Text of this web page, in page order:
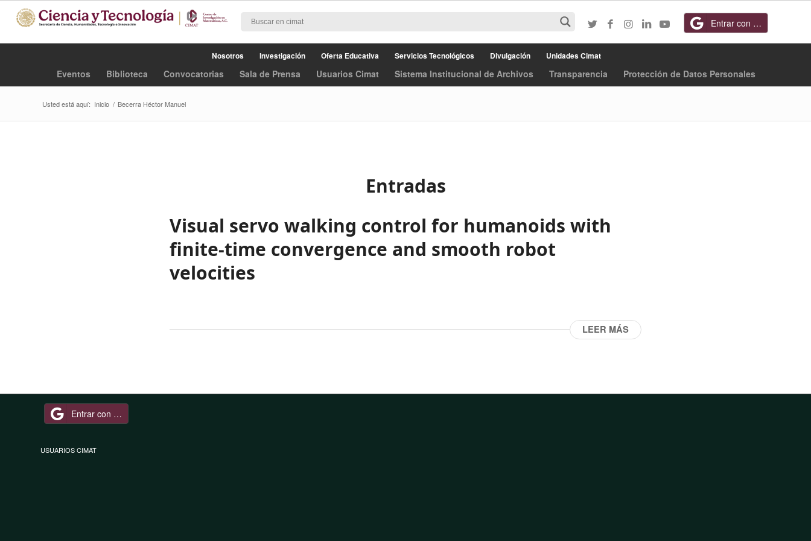
Entrar con Google
Nosotros Investigación Oferta Educativa Servicios Tecnológicos Divulgación Unidades Cimat
Eventos Biblioteca Convocatorias Sala de Prensa Usuarios Cimat Sistema Institucional de Archivos Transparencia Protección de Datos Personales
Usted está aquí: Inicio / Becerra Héctor Manuel
Entradas
Visual servo walking control for humanoids with
finite-time convergence and smooth robot
velocities
LEER MÁS
Entrar con Google
USUARIOS CIMAT